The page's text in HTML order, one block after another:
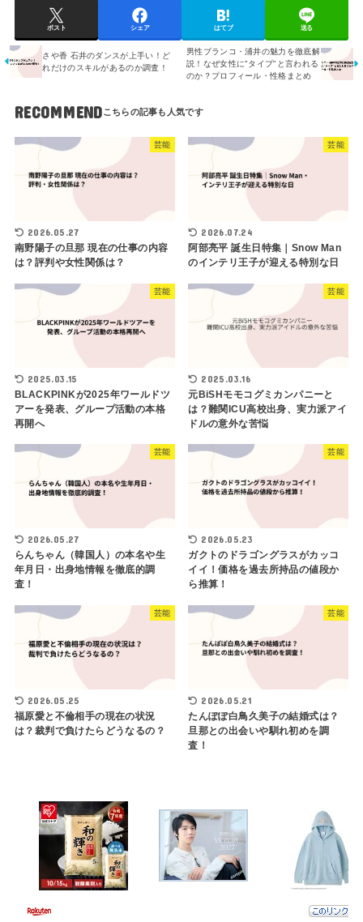
ポスト シェア はてブ 送る
さや香 石井のダンスが上手い！ど
れだけのスキルがあるのか調査！
男性ブランコ・浦井の魅力を徹底解
説！なぜ女性に"タイプ"と言われる
のか？プロフィール・性格まとめ
RECOMMEND
芸能
2026.05.27
南野陽子の旦那 現在の仕事の内容
は？評判や女性関係は？
芸能
2026.07.24
阿部亮平 誕生日特集｜Snow Man
のインテリ王子が迎える特別な日
芸能
2025.03.15
BLACKPINKが2025年ワールドツ
アーを発表、グループ活動の本格
再開へ
芸能
2025.03.16
元BiSHモモコグミカンパニーと
は？難関ICU高校出身、実力派アイ
ドルの意外な苦悩
芸能
2026.05.27
らんちゃん（韓国人）の本名や生
年月日・出身地情報を徹底的調
査！
芸能
2026.05.23
ガクトのドラゴングラスがカッコ
イイ！価格を過去所持品の値段か
ら推算！
芸能
2026.05.25
福原愛と不倫相手の現在の状況
は？裁判で負けたらどうなるの？
芸能
2026.05.21
たんぽぽ白鳥久美子の結婚式は？
旦那との出会いや馴れ初めを調
査！